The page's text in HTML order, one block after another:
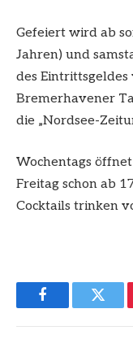
Gefeiert wird ab
Jahren) und
des Eintrittsgeldes
Bremerhavener
die „Nordsee-
Wochentags
Freitag schon ab
Cocktails trinken
Facebook